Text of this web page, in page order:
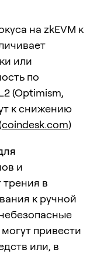
на zkEVM к
или
по
(Optimism,
к снижению
coindesk.com)
и
в
к ручной
привести
или, в